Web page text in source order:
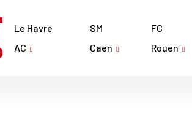
Le Havre
AC
SM
Caen
FC
Rouen